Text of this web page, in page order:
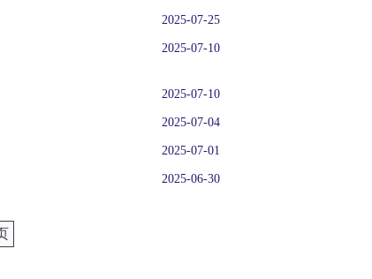
2025-07-25
2025-07-10
2025-07-10
2025-07-04
2025-07-01
2025-06-30